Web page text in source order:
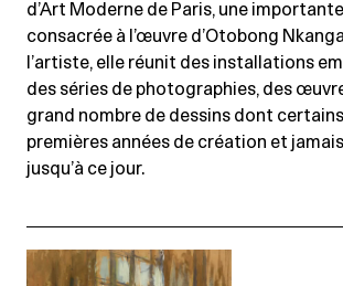
d’Art Moderne de Paris, une
consacrée à l’œuvre d’Otobong
l’artiste, elle réunit des installations
des séries de photographies, des
grand nombre de dessins dont
premières années de création et
jusqu’à ce jour.